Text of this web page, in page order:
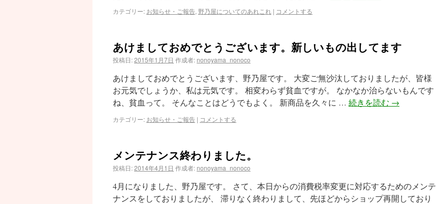
カテゴリー: お知らせ・ご報告, 野乃屋についてのあれこれ | コメントする
あけましておめでとうございます。新しいもの出してます
投稿日:2015年1月7日 作成者: nonoyama_nonoco
あけましておめでとうございます、野乃屋です。 大変ご無沙汰しておりましたが、皆様
お元気でしょうか、私は元気です。 相変わらず貧血ですが。 なかなか治らないもんです
ね、貧血って。 そんなことはどうでもよく。 新商品を久々に … 続きを読む →
カテゴリー: お知らせ・ご報告 | コメントする
メンテナンス終わりました。
投稿日:2014年4月1日 作成者: nonoyama_nonoco
4月になりました、野乃屋です。 さて、本日からの消費税率変更に対応するためのメンテ
ナンスをしておりましたが、 滞りなく終わりまして、先ほどからショップ再開しており